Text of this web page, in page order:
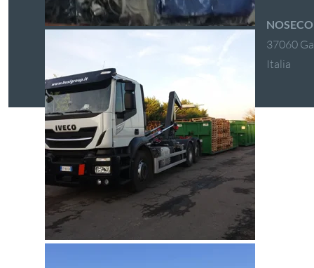
37060
Italia